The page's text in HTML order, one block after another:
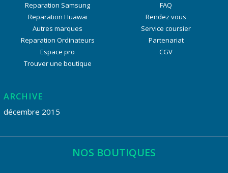
Reparation Samsung
Reparation Huawai
Autres marques
Reparation Ordinateurs
Espace pro
Trouver une boutique
FAQ
Rendez vous
Service coursier
Partenariat
CGV
ARCHIVE
décembre 2015
NOS BOUTIQUES